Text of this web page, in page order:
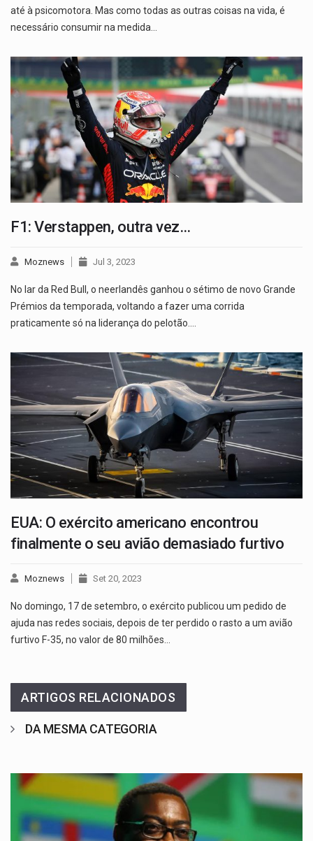
até à psicomotora. Mas como todas as outras coisas na vida, é
necessário consumir na medida…
F1: Verstappen, outra vez…
Moznews Jul 3, 2023
No lar da Red Bull, o neerlandês ganhou o sétimo de novo Grande
Prémios da temporada, voltando a fazer uma corrida
praticamente só na liderança do pelotão.…
EUA: O exército americano encontrou
finalmente o seu avião demasiado furtivo
Moznews Set 20, 2023
No domingo, 17 de setembro, o exército publicou um pedido de
ajuda nas redes sociais, depois de ter perdido o rasto a um avião
furtivo F-35, no valor de 80 milhões…
ARTIGOS RELACIONADOS
DA MESMA CATEGORIA